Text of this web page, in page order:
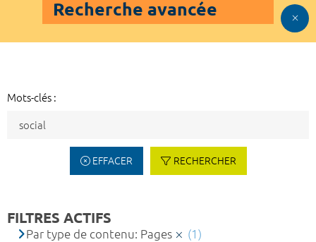
Recherche avancée
Mots-clés :
EFFACER RECHERCHER
FILTRES ACTIFS
Par type de contenu: Pages
(1)